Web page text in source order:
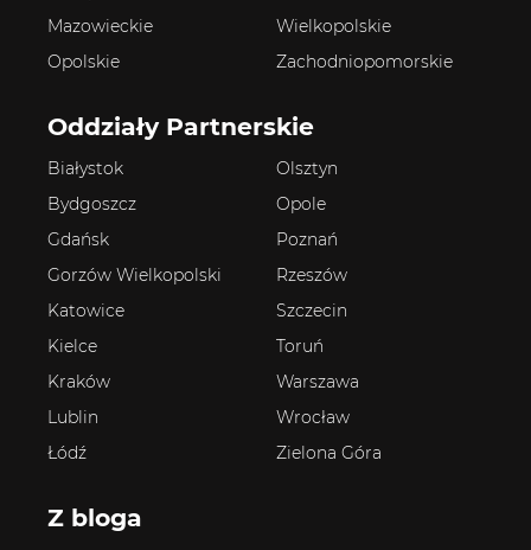
Mazowieckie
Opolskie
Wielkopolskie
Zachodniopomorskie
Oddziały Partnerskie
Białystok
Bydgoszcz
Gdańsk
Gorzów Wielkopolski
Katowice
Kielce
Kraków
Lublin
Łódź
Olsztyn
Opole
Poznań
Rzeszów
Szczecin
Toruń
Warszawa
Wrocław
Zielona Góra
Z bloga